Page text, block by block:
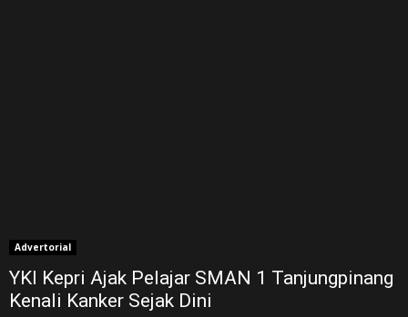
Advertorial
YKI Kepri Ajak Pelajar SMAN 1 Tanjungpinang
Kenali Kanker Sejak Dini